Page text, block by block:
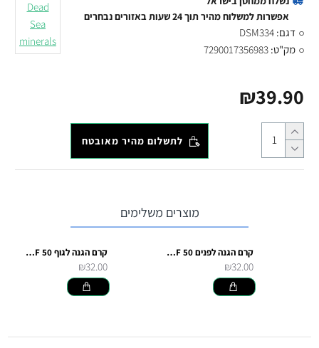
₪39.90
אפשרות למשלוח מהיר תוך 24 שעות באזורים נבחרים
דגם: DSM334
מק"ט: 7290017356983
Dead
Sea
minerals
לתשלום מהיר מאובטח
מוצרים משלימים
קרם הגנה לפנים SPF 50+ ים המלח
₪32.00
קרם הגנה לגוף SPF 50+ ים המלח
₪32.00